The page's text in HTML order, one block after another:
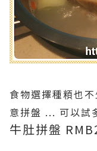
食物選擇種頪也
意拼盤 ... 可以試
牛肚拼盤